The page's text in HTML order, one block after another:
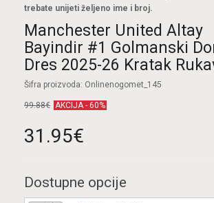
trebate unijeti željeno ime i broj.
Manchester United Altay
Bayindir #1 Golmanski
Dres 2025-26 Kratak
Šifra proizvoda: Onlinenogomet_145
99.88€ AKCIJA - 60%
31.95€
Dostupne opcije